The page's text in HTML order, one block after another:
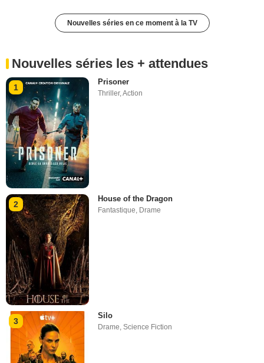
Nouvelles séries en ce moment à la TV
Nouvelles séries les + attendues
1
Prisoner
Thriller,Action
2
House of the Dragon
Fantastique, Drame
3
Silo
Drame,Science Fiction